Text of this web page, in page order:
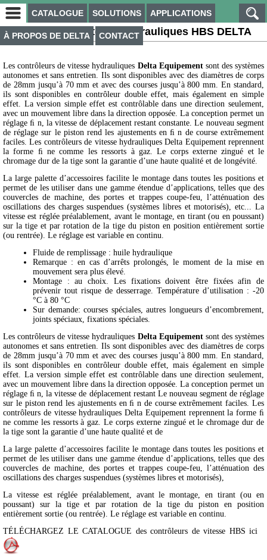
CATALOGUE SOLUTIONS APPLICATIONS
À PROPOS DE DELTA CONTACT
Contrôleurs de vitesse hydrauliques HBS DELTA
Les contrôleurs de vitesse hydrauliques Delta Equipementsont des systèmes
autonomes et sans entretien. Ils sont disponibles avec des diamètres de corps
de 28mm jusqu’à 70 mm et avec des courses jusqu’à 800 mm. En standard,
ils sont disponibles en contrôleur double effet, mais également en simple
effet. La version simple effet est contrôlable dans une direction seulement,
avec un mouvement libre dans la direction opposée. La conception permet un
réglage ﬁ n, la vitesse de déplacement restant constante. Le nouveau segment
de réglage sur le piston rend les ajustements en ﬁ n de course extrêmement
faciles. Les contrôleurs de vitesse hydrauliques Delta Equipement reprennent
la forme ﬁ ne comme les ressorts à gaz. Le corps externe zingué et le
chromage dur de la tige sont la garantie d’une haute qualité et de longévité.
La large palette d’accessoires facilite le montage dans toutes les positions et
permet de les utiliser dans une gamme étendue d’applications, telles que des
couvercles de machine, des portes et trappes coupe-feu, l’atténuation des
oscillations des charges suspendues (systèmes libres et motorisés), etc... La
vitesse est réglée préalablement, avant le montage, en tirant (ou en poussant)
sur la tige et par rotation de la tige du piston en position entièrement sortie
(ou rentrée). Le réglage est variable en continu.
Fluide de remplissage : huile hydraulique
Remarque : en cas d’arrêts prolongés, le moment de la mise en
mouvement sera plus élevé.
Montage : au choix. Les fixations doivent être fixées afin de
prévenir tout risque de desserrage. Température d’utilisation : -20
°C à 80 °C
Sur demande: courses spéciales, autres longueurs d’encombrement,
joints spéciaux, fixations spéciales.
Les contrôleurs de vitesse hydrauliques Delta Equipementsont des systèmes
autonomes et sans entretien. Ils sont disponibles avec des diamètres de corps
de 28mm jusqu’à 70 mm et avec des courses jusqu’à 800 mm. En standard,
ils sont disponibles en contrôleur double effet, mais également en simple
effet. La version simple effet est contrôlable dans une direction seulement,
avec un mouvement libre dans la direction opposée. La conception permet un
réglage ﬁ n, la vitesse de déplacement restant Le nouveau segment de réglage
sur le piston rend les ajustements en ﬁ n de course extrêmement faciles. Les
contrôleurs de vitesse hydrauliques Delta Equipement reprennent la forme ﬁ
ne comme les ressorts à gaz. Le corps externe zingué et le chromage dur de
la tige sont la garantie d’une haute qualité et de
La large palette d’accessoires facilite le montage dans toutes les positions et
permet de les utiliser dans une gamme étendue d’applications, telles que des
couvercles de machine, des portes et trappes coupe-feu, l’atténuation des
oscillations des charges suspendues (systèmes libres et motorisés),
La vitesse est réglée préalablement, avant le montage, en tirant (ou en
poussant) sur la tige et par rotation de la tige du piston en position
entièrement sortie (ou rentrée). Le réglage est variable en continu.
TÉLÉCHARGEZ LE CATALOGUE des contrôleurs de vitesse HBS ici